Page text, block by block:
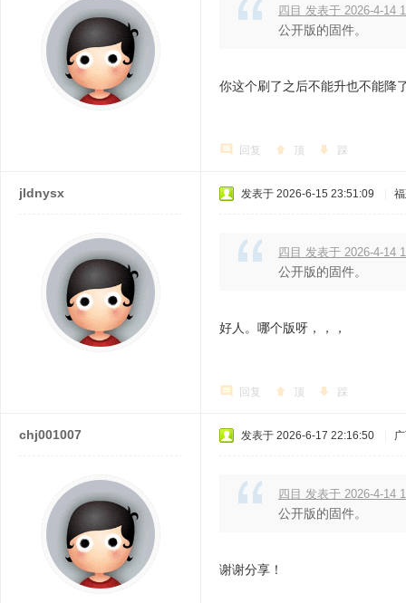
四目 发表于 2026-4-14
公开版的固件。
你这个刷了之后不能升也不能降
回复 顶 踩
jldnysx 发表于 2026-6-15 23:51:09
四目 发表于 2026-4-14
公开版的固件。
好人。哪个版呀，，，
回复 顶 踩
chj001007 发表于 2026-6-17 22:16:50
四目 发表于 2026-4-14
公开版的固件。
谢谢分享！